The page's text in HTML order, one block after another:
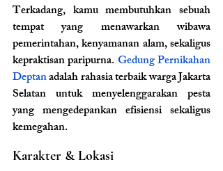
Terkadang, kamu membutuhkan sebuah
tempat yang menawarkan wibawa
pemerintahan, kenyamanan alam, sekaligus
kepraktisan paripurna. Gedung Pernikahan
Deptan adalah rahasia terbaik warga Jakarta
Selatan untuk menyelenggarakan pesta
yang mengedepankan efisiensi sekaligus
kemegahan.
Karakter & Lokasi